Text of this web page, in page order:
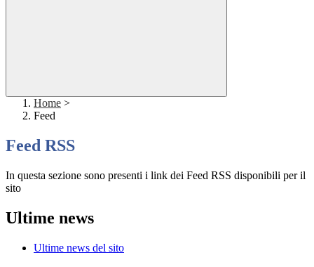
Home >
Feed
Feed RSS
In questa sezione sono presenti i link dei Feed RSS disponibili per il
sito
Ultime news
Ultime news del sito